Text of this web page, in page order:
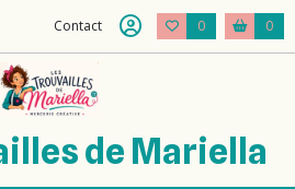
Contact 0 0
de Mariella